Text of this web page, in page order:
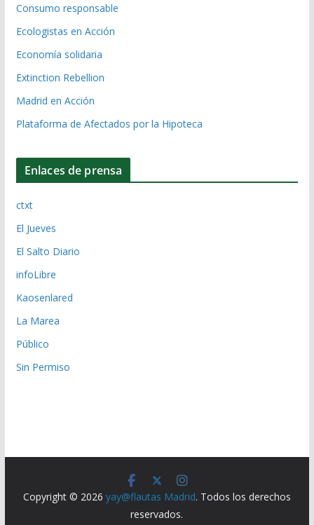
Consumo responsable
Ecologistas en Acción
Economía solidaria
Extinction Rebellion
Madrid en Acción
Plataforma de Afectados por la Hipoteca
Enlaces de prensa
ctxt
El Jueves
El Salto Diario
infoLibre
Kaosenlared
La Marea
Público
Sin Permiso
Copyright © 2026 yay@flautas Madrid. Todos los derechos
reservados.